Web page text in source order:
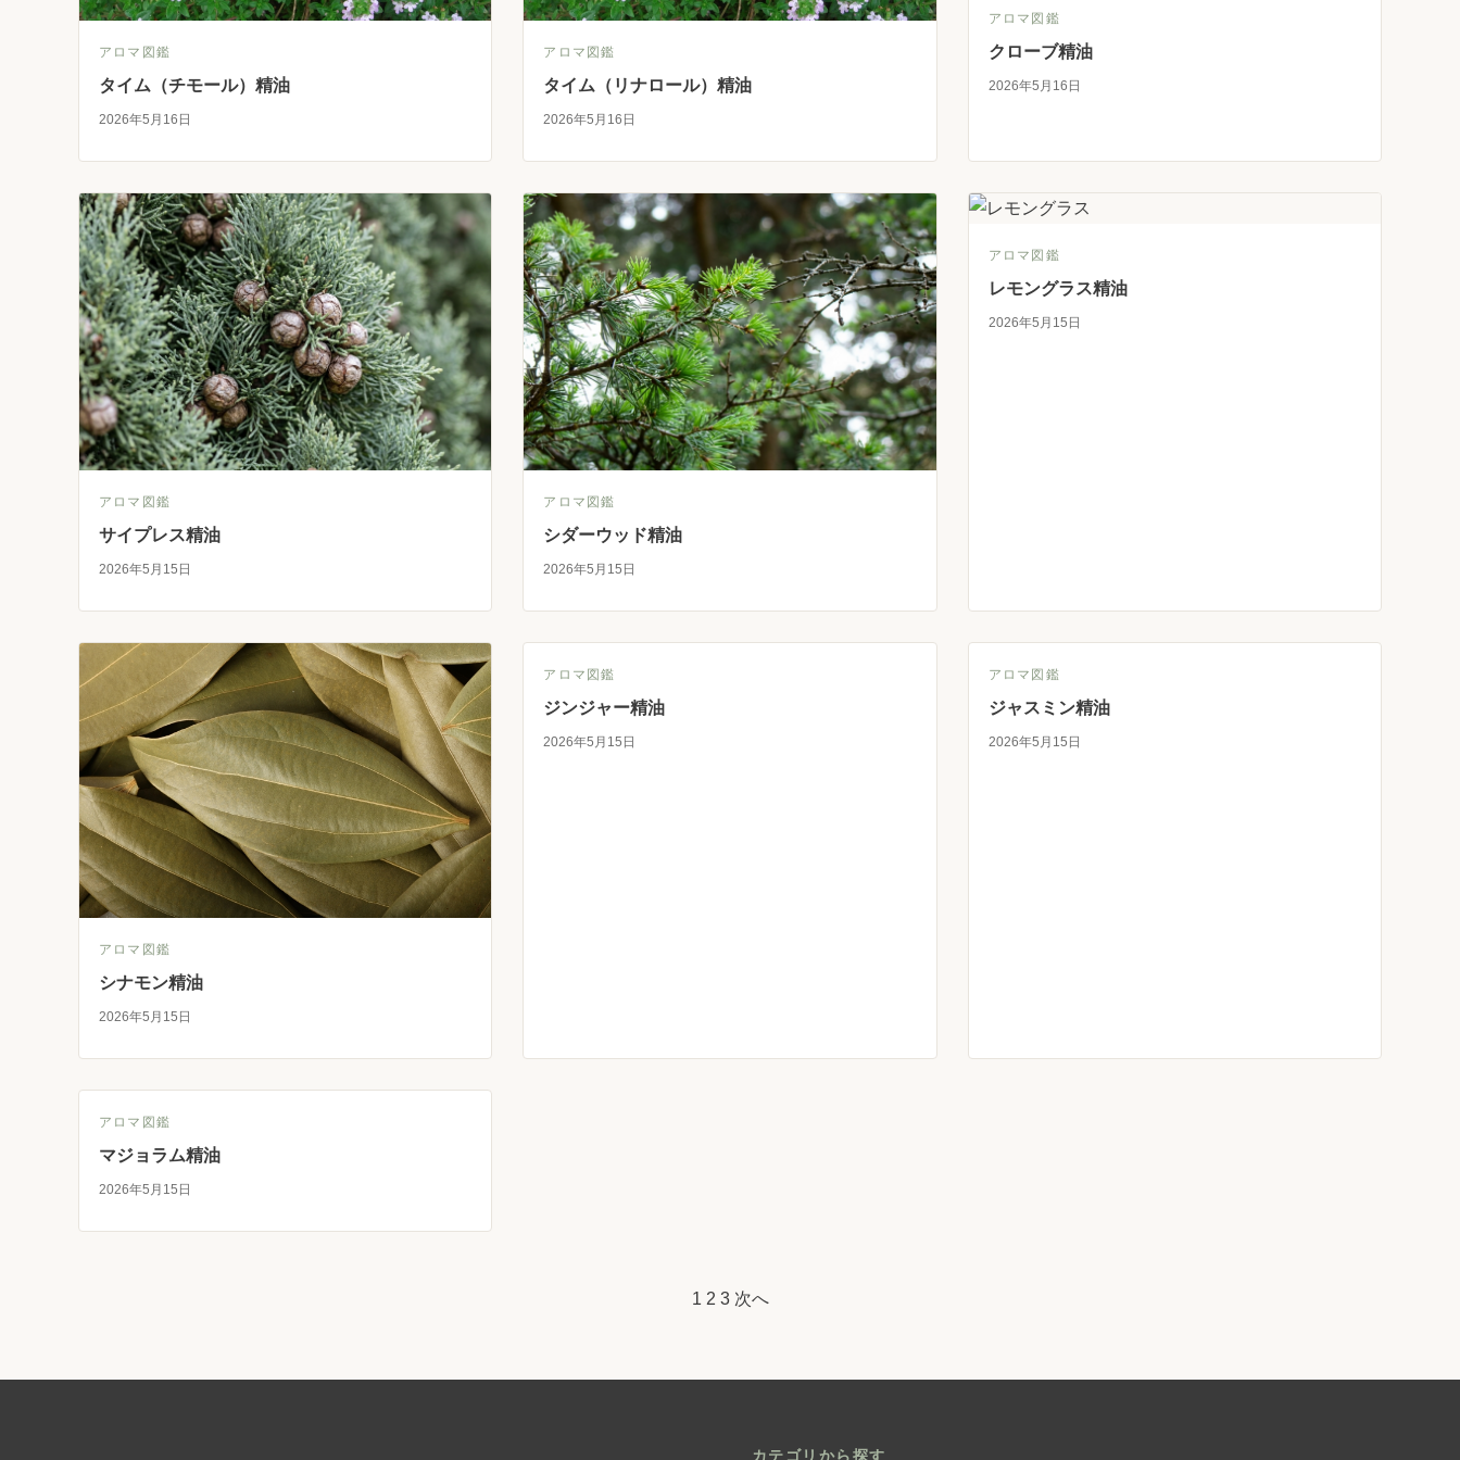
アロマ図鑑
タイム（チモール）精油
2026年5月16日
アロマ図鑑
タイム（リナロール）精油
2026年5月16日
アロマ図鑑
クローブ精油
2026年5月16日
アロマ図鑑
サイプレス精油
2026年5月15日
アロマ図鑑
シダーウッド精油
2026年5月15日
アロマ図鑑
レモングラス精油
2026年5月15日
アロマ図鑑
シナモン精油
2026年5月15日
アロマ図鑑
ジンジャー精油
2026年5月15日
アロマ図鑑
ジャスミン精油
2026年5月15日
アロマ図鑑
マジョラム精油
2026年5月15日
の
1 2 3 次へ
カテゴリから探す